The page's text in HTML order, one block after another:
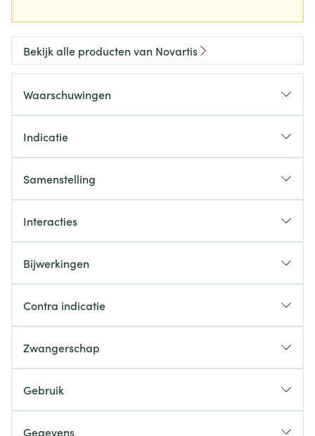
Bekijk alle producten van Novartis
Waarschuwingen
Indicatie
Samenstelling
Interacties
Bijwerkingen
Contra indicatie
Zwangerschap
Gebruik
Gegevens